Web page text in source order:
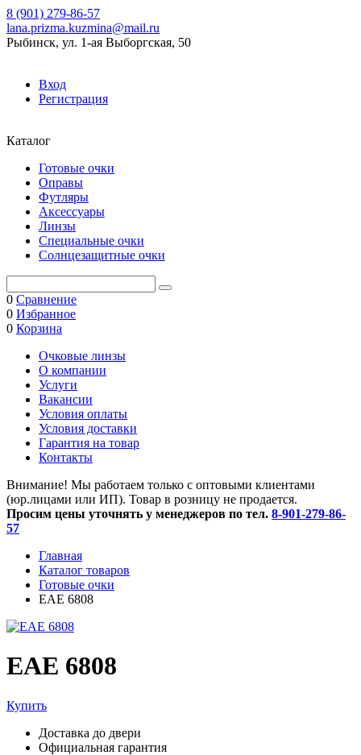
8 (901) 279-86-57
lana.prizma.kuzmina@mail.ru
Рыбинск, ул. 1-ая Выборгская, 50
Вход
Регистрация
Каталог
Готовые очки
Оправы
Футляры
Аксессуары
Линзы
Специальные очки
Солнцезащитные очки
0 Сравнение
0 Избранное
0 Корзина
Очковые линзы
O компании
Услуги
Вакансии
Условия оплаты
Условия доставки
Гарантия на товар
Контакты
Внимание! Мы работаем только с оптовыми клиентами
(юр.лицами или ИП). Товар в розницу не продается.
Просим цены уточнять у менеджеров по тел. 8-901-279-86-
57
Главная
Каталог товаров
Готовые очки
ЕАЕ 6808
ЕАЕ 6808
Купить
Доставка до двери
Официальная гарантия